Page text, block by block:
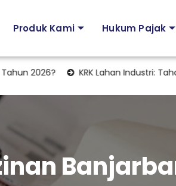
Produk Kami Hukum Pajak
2026? KRK Lahan Industri: Tahapan